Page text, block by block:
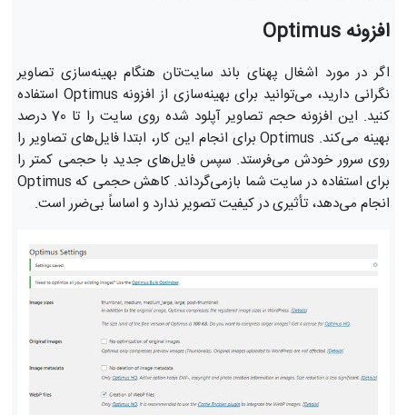
افزونه Optimus
اگر در مورد اشغال پهنای باند سایت‌تان هنگام بهینه‌سازی تصاویر
نگرانی دارید، می‌توانید برای بهینه‌سازی از افزونه Optimus استفاده
کنید. این افزونه حجم تصاویر آپلود شده روی سایت را تا 70 درصد
بهینه می‌کند. Optimus برای انجام این کار، ابتدا فایل‌های تصاویر را
روی سرور خودش می‌فرستد. سپس فایل‌های جدید با حجمی کمتر را
برای استفاده در سایت شما بازمی‌گرداند. کاهش حجمی که Optimus
انجام می‌دهد، تأثیری در کیفیت تصویر ندارد و اساساً بی‌ضرر است.